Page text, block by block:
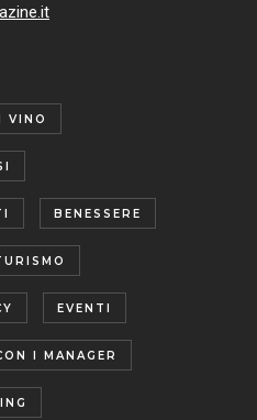
VINO
BENESSERE
EVENTI
I MANAGER